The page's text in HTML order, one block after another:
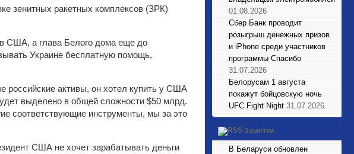
зенитных ракетных комплексов (ЗРК)
в США, а глава Белого дома еще до
Украине бесплатную помощь,
активы, он хотел купить у США
выделено в общей сложности $50 млрд.
соответствующие инструменты, мы за это
США не хочет зарабатывать деньги
01.08.2026
Сбер Банк проводит
розыгрыш денежных призов
и iPhone среди участников
программы Спасибо
31.07.2026
Белорусам 1 августа
покажут бойцовскую ночь
UFC Fight Night 31.07.2026
Заметки
В Беларуси обновлен